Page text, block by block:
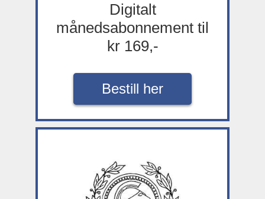
Digitalt
månedsabonnement til
kr 169,-
Bestill her